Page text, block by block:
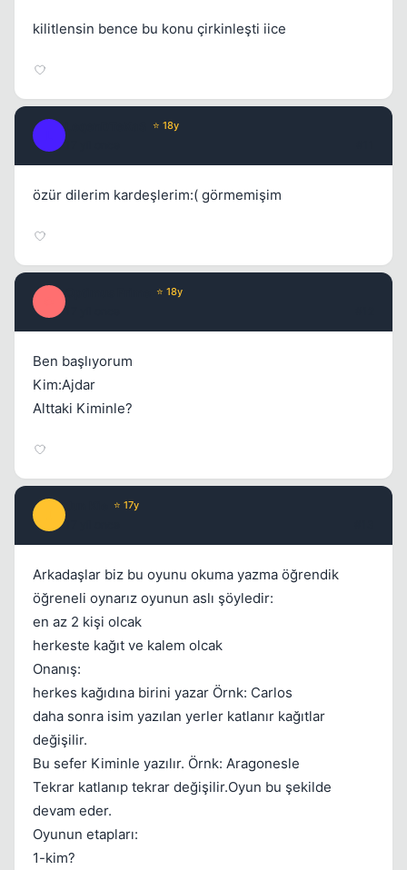
kilitlensin bence bu konu çirkinleşti iice
⭐ 18y
özür dilerim kardeşlerim:( görmemişim
⭐ 18y
Ben başlıyorum
Kim:Ajdar
Alttaki Kiminle?
⭐ 17y
Arkadaşlar biz bu oyunu okuma yazma öğrendik
öğreneli oynarız oyunun aslı şöyledir:
en az 2 kişi olcak
herkeste kağıt ve kalem olcak
Onanış:
herkes kağıdına birini yazar Örnk: Carlos
daha sonra isim yazılan yerler katlanır kağıtlar
değişilir.
Bu sefer Kiminle yazılır. Örnk: Aragonesle
Tekrar katlanıp tekrar değişilir.Oyun bu şekilde
devam eder.
Oyunun etapları:
1-kim?